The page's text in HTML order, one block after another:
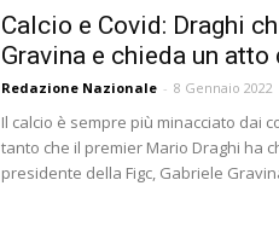
Calcio e Covid: Draghi
Gravina e chieda un atto
Redazione Nazionale - 8 Gennaio 2022
Il calcio è sempre più minacciato dai
tanto che il premier Mario Draghi ha
presidente della Figc, Gabriele